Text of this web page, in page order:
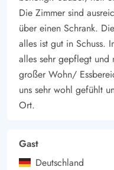
Die Zimmer sind
über einen Schrank.
alles ist gut in Schuss.
alles sehr gepflegt
großer Wohn/
uns sehr wohl gefühlt
Ort.
Gast
Deutschland